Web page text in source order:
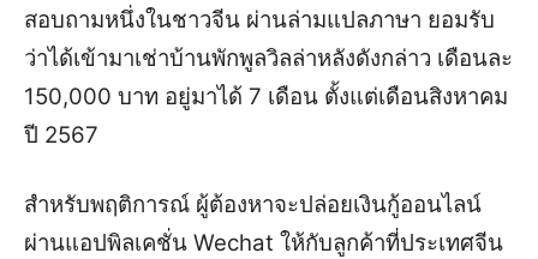
สอบถามหนึ่งในชาวจีน ผ่านล่ามแปลภาษา ยอมรับ
ว่าได้เข้ามาเช่าบ้านพักพูลวิลล่าหลังดังกล่าว เดือนละ
150,000 บาท อยู่มาได้ 7 เดือน ตั้งแต่เดือนสิงหาคม
ปี 2567
สำหรับพฤติการณ์ ผู้ต้องหาจะปล่อยเงินกู้ออนไลน์
ผ่านแอปพิลเคชั่น Wechat ให้กับลูกค้าที่ประเทศจีน